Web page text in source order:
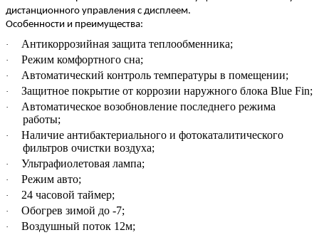
дистанционного управления с дисплеем.
Особенности и преимущества:
·
Антикоррозийная защита теплообменника;
· Режим комфортного сна;
· Автоматический контроль температуры в помещении;
· Защитное покрытие от коррозии наружного блока Blue Fin;
·
Автоматическое возобновление последнего режима
работы;
·
Наличие антибактериального и фотокаталитического
фильтров очистки воздуха;
· Ультрафиолетовая лампа;
· Режим авто;
· 24 часовой таймер;
· Обогрев зимой до -7;
· Воздушный поток 12м;